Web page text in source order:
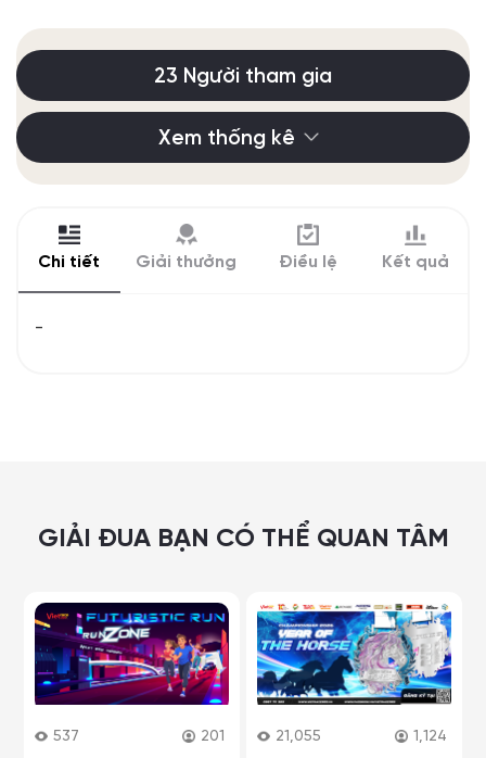
23 Người tham gia
Xem thống kê
Chi tiết Giải thưởng Điều lệ Kết quả
-
GIẢI ĐUA BẠN CÓ THỂ QUAN TÂM
537 201 21,055 1,124